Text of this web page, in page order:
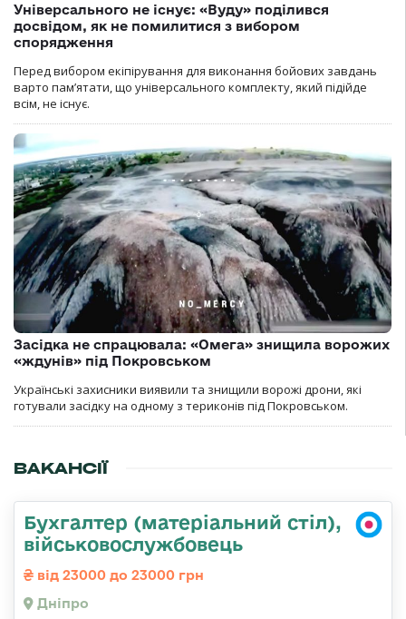
Універсального не існує: «Вуду» поділився
досвідом, як не помилитися з вибором
спорядження
Перед вибором екіпірування для виконання бойових завдань
варто пам’ятати, що універсального комплекту, який підійде
всім, не існує.
Засідка не спрацювала: «Омега» знищила ворожих
«ждунів» під Покровськом
Українські захисники виявили та знищили ворожі дрони, які
готували засідку на одному з териконів під Покровськом.
ВАКАНСІЇ
Бухгалтер (матеріальний стіл),
військовослужбовець
від 23000 до 23000 грн
Дніпро